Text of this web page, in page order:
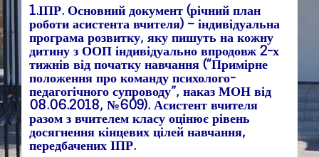
1.ІПР. Основний документ (річний план
роботи асистента вчителя) – індивідуальна
програма розвитку, яку пишуть на кожну
дитину з ООП індивідуально впродовж 2-х
тижнів від початку навчання (“Примірне
положення про команду психолого-
педагогічного супроводу”, наказ МОН від
08.06.2018, №609). Асистент вчителя
разом з вчителем класу оцінює рівень
досягнення кінцевих цілей навчання,
передбачених ІПР.